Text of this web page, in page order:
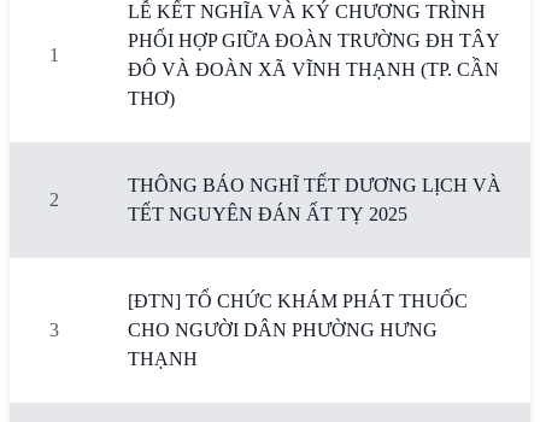
1
LỄ KẾT NGHĨA VÀ KÝ CHƯƠNG TRÌNH
PHỐI HỢP GIỮA ĐOÀN TRƯỜNG ĐH TÂY
ĐÔ VÀ ĐOÀN XÃ VĨNH THẠNH (TP. CẦN
THƠ)
2
THÔNG BÁO NGHĨ TẾT DƯƠNG LỊCH VÀ
TẾT NGUYÊN ĐÁN ẤT TỴ 2025
3
[ĐTN] TỔ CHỨC KHÁM PHÁT THUỐC
CHO NGƯỜI DÂN PHƯỜNG HƯNG
THẠNH